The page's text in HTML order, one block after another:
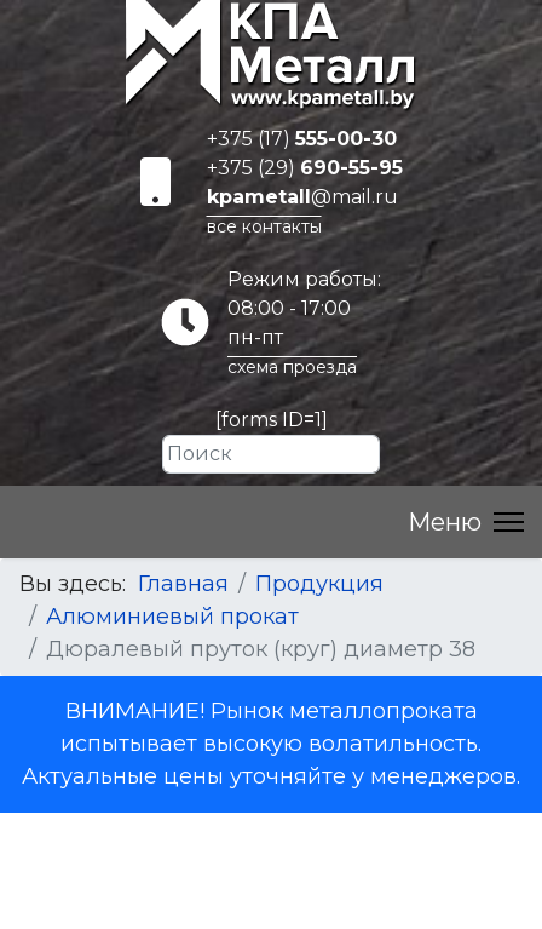
+375 (17)555-00-30
+375 (29) 690-55-95
kpametall@mail.ru
все контакты
Режим работы:
08:00 - 17:00
пн-пт
схема проезда
[forms ID=1]
Вы здесь: Главная
Продукция
Алюминиевый прокат
Дюралевый пруток (круг) диаметр 38
ВНИМАНИЕ! Рынок металлопроката
испытывает высокую волатильность.
Актуальные цены уточняйте у менеджеров.